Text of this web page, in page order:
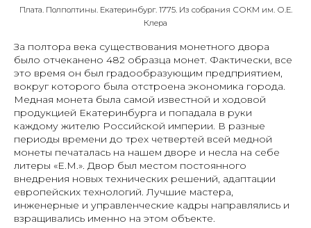
Плата. Полполтины. Екатеринбург. 1775. Из собрания СОКМ им. О.Е.
Клера
За полтора века существования монетного двора
было отчеканено 482 образца монет. Фактически, все
это время он был градообразующим предприятием,
вокруг которого была отстроена экономика города.
Медная монета была самой известной и ходовой
продукцией Екатеринбурга и попадала в руки
каждому жителю Российской империи. В разные
периоды времени до трех четвертей всей медной
монеты печаталась на нашем дворе и несла на себе
литеры «Е.М.». Двор был местом постоянного
внедрения новых технических решений, адаптации
европейских технологий. Лучшие мастера,
инженерные и управленческие кадры направлялись и
взращивались именно на этом объекте.